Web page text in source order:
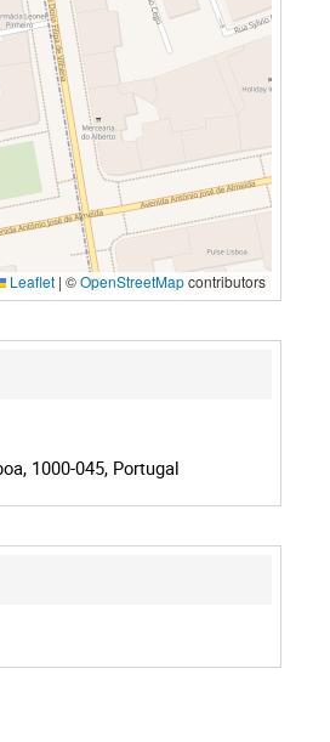
Leaflet | ©OpenStreetMapcontributors
1000-045, Portugal